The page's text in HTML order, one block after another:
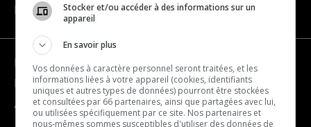
NAVIGATION
Devenir partenaire
Nous joindre
À propos
Stocker et/ou accéder à des informations sur un
appareil
En savoir plus
Vos données à caractère personnel seront traitées, et les
informations liées à votre appareil (cookies, identifiants
uniques et autres types de données) pourront être stockées
et consultées par 66 partenaires, ainsi que partagées avec lui,
ou utilisées spécifiquement par ce site. Nos partenaires et
nous-mêmes sommes susceptibles d'utiliser des données de